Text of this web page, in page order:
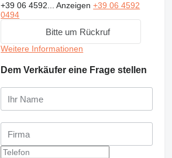
+39 06 4592...Anzeigen+39 06 4592
0494
Bitte um Rückruf
Weitere Informationen
Dem Verkäufer eine Frage stellen